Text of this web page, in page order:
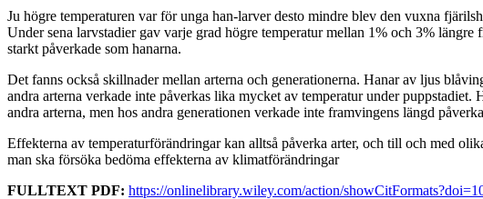
Ju högre temperaturen var för unga han-larver desto mindre blev den vuxna
Under sena larvstadier gav varje grad högre temperatur mellan 1% och 3%
starkt påverkade som hanarna.
Det fanns också skillnader mellan arterna och generationerna. Hanar av ljus
andra arterna verkade inte påverkas lika mycket av temperatur under
andra arterna, men hos andra generationen verkade inte framvingens längd
Effekterna av temperaturförändringar kan alltså påverka arter, och till och med
man ska försöka bedöma effekterna av klimatförändringar
FULLTEXT PDF: https://onlinelibrary.wiley.com/action/